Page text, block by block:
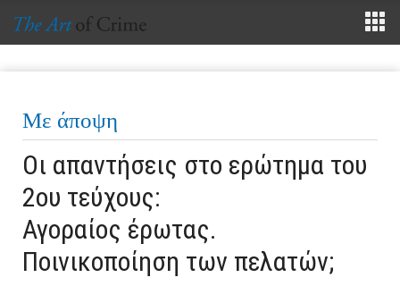
Με άποψη
Οι απαντήσεις στο ερώτημα του
2ου τεύχους:
Αγοραίος έρωτας.
Ποινικοποίηση των πελατών;